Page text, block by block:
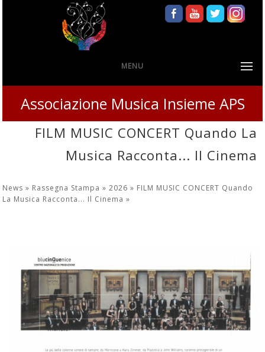
MENU
Associazione Musica Insieme APS
FILM MUSIC CONCERT Quando La
Musica Racconta... Il Cinema
News » Rassegna Stampa »2026 » FILM MUSIC CONCERT Quando
La Musica Racconta... Il Cinema»